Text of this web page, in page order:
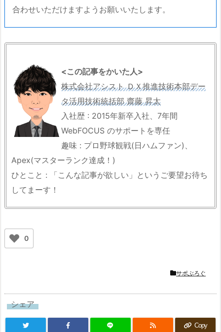
合わせいただけますようお願いいたします。
<この記事をかいた人>
株式会社アシスト ＤＸ推進技術本部デー
タ活用技術統括部 齋藤 昇太
入社歴 : 2015年新卒入社、7年間
WebFOCUS のサポートを専任
趣味 : プロ野球観戦(日ハムファン)、
Apex(マスターランク達成！)
ひとこと : 「こんな記事が欲しい」というご要望お待ち
してまーす！
0
サポぶろぐ
シェア
Copy